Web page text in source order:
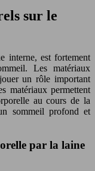
sur le
interne, est fortement
Les matériaux
un rôle important
matériaux permettent
au cours de la
sommeil profond et
par la laine